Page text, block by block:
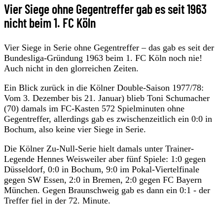
Vier Siege ohne Gegentreffer gab es seit 1963
nicht beim 1. FC Köln
Vier Siege in Serie ohne Gegentreffer – das gab es seit der
Bundesliga-Gründung 1963 beim 1. FC Köln noch nie!
Auch nicht in den glorreichen Zeiten.
Ein Blick zurück in die Kölner Double-Saison 1977/78:
Vom 3. Dezember bis 21. Januar) blieb Toni Schumacher
(70) damals im FC-Kasten 572 Spielminuten ohne
Gegentreffer, allerdings gab es zwischenzeitlich ein 0:0 in
Bochum, also keine vier Siege in Serie.
Die Kölner Zu-Null-Serie hielt damals unter Trainer-
Legende Hennes Weisweiler aber fünf Spiele: 1:0 gegen
Düsseldorf, 0:0 in Bochum, 9:0 im Pokal-Viertelfinale
gegen SW Essen, 2:0 in Bremen, 2:0 gegen FC Bayern
München. Gegen Braunschweig gab es dann ein 0:1 - der
Treffer fiel in der 72. Minute.